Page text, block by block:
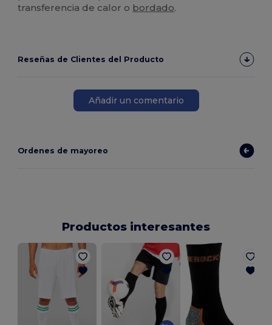
transferencia de calor o bordado.
Reseñas de Clientes del Producto
Añadir un comentario
Ordenes de mayoreo
Productos interesantes